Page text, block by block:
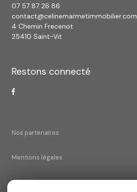
07 57 87 26 86
contact@celinemarmetimmobilier.com
4 Chemin Frecenot
25410 Saint-Vit
Restons connecté
Nos partenaires
Mentions légales
Admin